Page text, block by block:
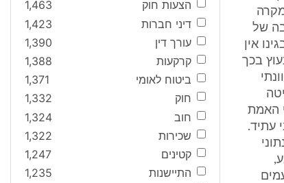
של
אין
בכך
האמת
עתיד.
הצעות חוק
1,463
דיני חברות
1,423
עורך דין
1,390
קרקעות
1,388
ביטוח לאומי
1,371
חוק
1,332
חוב
1,324
שכירות
1,322
קטינים
1,247
התיישנות
1,235